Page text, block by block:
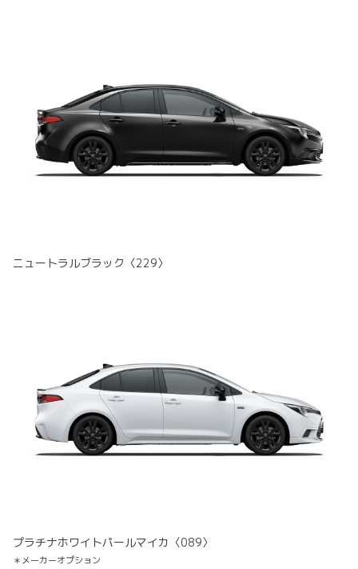
ニュートラルブラック〈229〉
プラチナホワイトパールマイカ〈089〉
＊メーカーオプション